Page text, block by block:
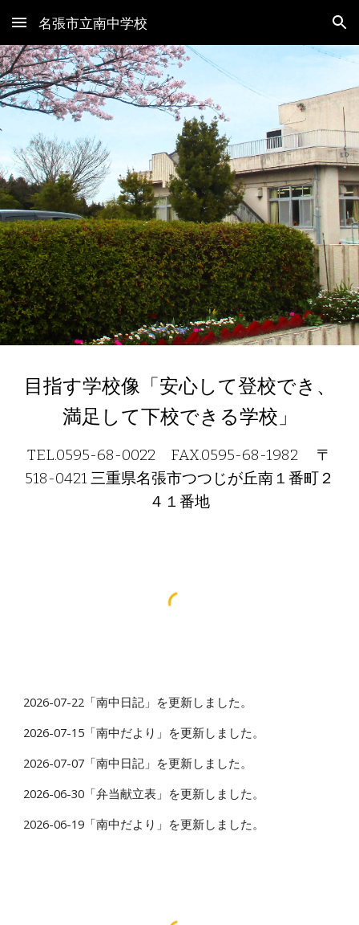
Skip to main content Skip to navigation
名張市立南中学校
目指す学校像「安心して登校でき、
満足して下校できる学校」
TEL.0595-68-0022 FAX.0595-68-1982 〒
518-0421 三重県名張市つつじが丘南１番町２
４１番地
2026-07-22「南中日記」を更新しました。
2026-07-15 「南中だより 」を更新しました。
2026-07-07 「南中日記」を更新しました。
2026-06-30 「弁当献立表 」を更新しました。
2026-06-19 「南中だより 」を更新しました 。